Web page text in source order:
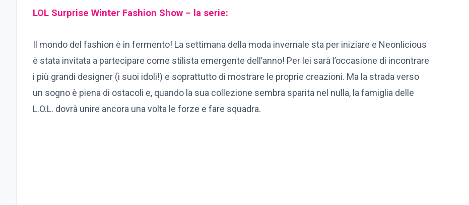
LOL Surprise Winter Fashion Show – la serie:
Il mondo del fashion è in fermento! La settimana della moda invernale sta per iniziare e Neonlicious
è stata invitata a partecipare come stilista emergente dell’anno! Per lei sarà l’occasione di incontrare
i più grandi designer (i suoi idoli!) e soprattutto di mostrare le proprie creazioni. Ma la strada verso
un sogno è piena di ostacoli e, quando la sua collezione sembra sparita nel nulla, la famiglia delle
L.O.L. dovrà unire ancora una volta le forze e fare squadra.